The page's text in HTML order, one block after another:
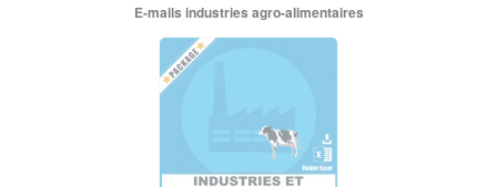
E-mails industries agro-alimentaires